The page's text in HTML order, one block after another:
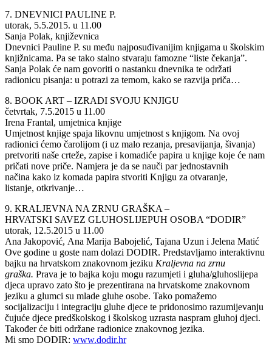
7. DNEVNICI PAULINE P.
utorak, 5.5.2015. u 11.00
Sanja Polak, književnica
Dnevnici Pauline P. su među najposuđivanijim knjigama u školskim
knjižnicama. Pa se tako stalno stvaraju famozne “liste čekanja”.
Sanja Polak će nam govoriti o nastanku dnevnika te održati
radionicu pisanja: u potrazi za temom, kako se razvija priča…
8. BOOK ART – IZRADI SVOJU KNJIGU
četvrtak, 7.5.2015 u 11.00
Irena Frantal, umjetnica knjige
Umjetnost knjige spaja likovnu umjetnost s knjigom. Na ovoj
radionici ćemo čarolijom (i uz malo rezanja, presavijanja, šivanja)
pretvoriti naše crteže, zapise i komadiće papira u knjige koje će nam
pričati nove priče. Namjera je da se nauči par jednostavnih
načina kako iz komada papira stvoriti Knjigu za otvaranje,
listanje, otkrivanje…
9. KRALJEVNA NA ZRNU GRAŠKA –
HRVATSKI SAVEZ GLUHOSLIJEPUH OSOBA “DODIR”
utorak, 12.5.2015 u 11.00
Ana Jakopović, Ana Marija Babojelić, Tajana Uzun i Jelena Matić
Ove godine u goste nam dolazi DODIR. Predstavljamo interaktivnu
bajku na hrvatskom znakovnom jeziku Kraljevna na zrnu
graška. Prava je to bajka koju mogu razumjeti i gluha/gluhoslijepa
djeca upravo zato što je prezentirana na hrvatskome znakovnom
jeziku a glumci su mlade gluhe osobe. Tako pomažemo
socijalizaciju i integraciju gluhe djece te pridonosimo razumijevanju
čujuće djece predškolskog i školskog uzrasta naspram gluhoj djeci.
Također će biti održane radionice znakovnog jezika.
Mi smo DODIR: www.dodir.hr